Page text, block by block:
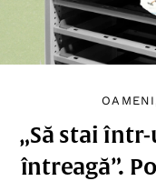
„Să stai
întreagă”.